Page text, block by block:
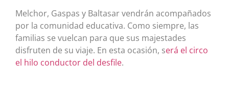
Melchor, Gaspas y Baltasar vendrán acompañados
por la comunidad educativa. Como siempre, las
familias se vuelcan para que sus majestades
disfruten de su viaje. En esta ocasión, será el circo
el hilo conductor del desfile.